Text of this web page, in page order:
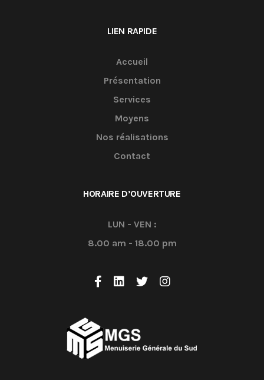
LIEN RAPIDE
Accueil
Présentation
Services
Moyens
Nos réalisations
Contact
HORAIRE D’OUVERTURE
LUN - VEN :
8.00 am - 18.00 pm